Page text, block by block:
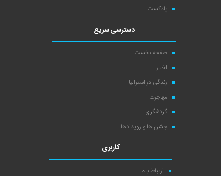
پادکست
دسترسی سریع
صفحه نخست
اخبار
زندگی در استرالیا
مهاجرت
گردشگری
جشن ها و رویدادها
کاربری
ارتباط با ما